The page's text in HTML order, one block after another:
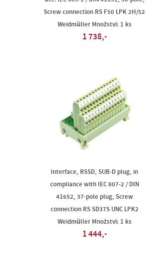
Screw connection RS F50 LPK 2H/52
Weidmüller Množství: 1 ks
1 738,-
Interface, RSSD, SUB-D plug, in
compliance with IEC 807-2 / DIN
41652, 37-pole plug, Screw
connection RS SD37S UNC LPK2
Weidmüller Množství: 1 ks
1 444,-